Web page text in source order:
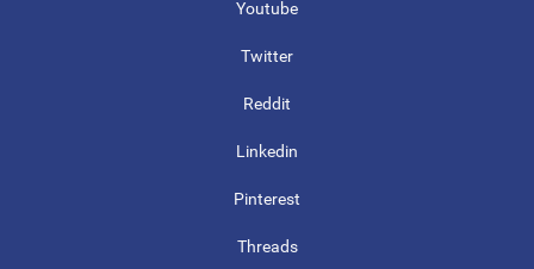
Youtube
Twitter
Reddit
Linkedin
Pinterest
Threads